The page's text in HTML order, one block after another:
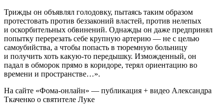
Трижды он объявлял голодовку, пытаясь таким образом
протестовать против беззаконий властей, против нелепых
и оскорбительных обвинений. Однажды он даже предпринял
попытку перерезать себе крупную артерию — не с целью
самоубийства, а чтобы попасть в тюремную больницу
и получить хоть какую-то передышку. Изможденный, он
падал в обморок прямо в коридоре, терял ориентацию во
времени и пространстве…».
На сайте «Фома-онлайн» — публикация + видео Александра
Ткаченко о святителе Луке